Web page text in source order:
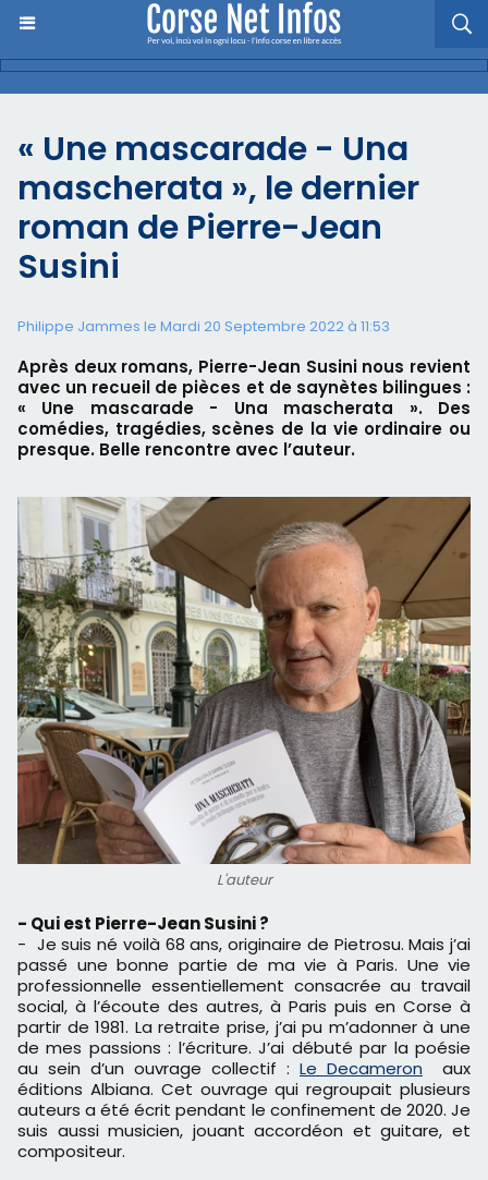
« Une mascarade - Una
mascherata », le dernier
roman de Pierre-Jean
Susini
Philippe Jammes le Mardi 20 Septembre 2022 à 11:53
Après deux romans, Pierre-Jean Susini nous revient
avec un recueil de pièces et de saynètes bilingues :
« Une mascarade - Una mascherata ». Des
comédies, tragédies, scènes de la vie ordinaire ou
presque. Belle rencontre avec l’auteur.
L'auteur
- Qui est Pierre-Jean Susini ?
- Je suis né voilà 68 ans, originaire de Pietrosu. Mais j’ai
passé une bonne partie de ma vie à Paris. Une vie
professionnelle essentiellement consacrée au travail
social, à l’écoute des autres, à Paris puis en Corse à
partir de 1981. La retraite prise, j’ai pu m’adonner à une
de mes passions : l’écriture. J’ai débuté par la poésie
au sein d’un ouvrage collectif : Le Decameron aux
éditions Albiana. Cet ouvrage qui regroupait plusieurs
auteurs a été écrit pendant le confinement de 2020. Je
suis aussi musicien, jouant accordéon et guitare, et
compositeur.